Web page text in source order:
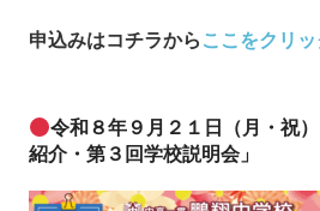
申込みはコチラからここをクリ
令和８年９月２１日（月・祝
紹介・第３回学校説明会」